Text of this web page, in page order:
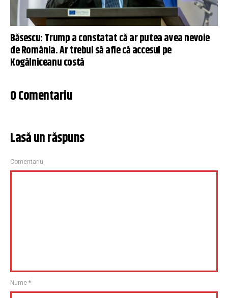
Băsescu: Trump a constatat că ar putea avea nevoie
de România. Ar trebui să afle că accesul pe
Kogălniceanu costă
0 Comentariu
Lasă un răspuns
Comentariu
Nume *